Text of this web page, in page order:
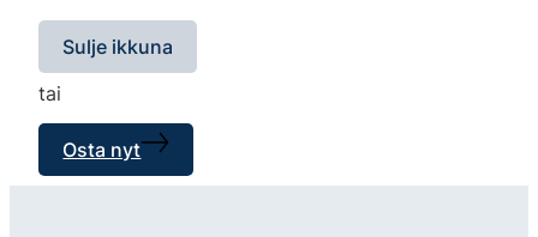
Sulje ikkuna
tai
Osta nyt